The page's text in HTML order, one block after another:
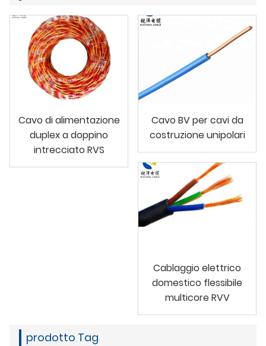
Cavo di alimentazione
duplex a doppino
intrecciato RVS
Cavo BV per cavi da
costruzione unipolari
Cablaggio elettrico
domestico flessibile
multicore RVV
prodotto Tag